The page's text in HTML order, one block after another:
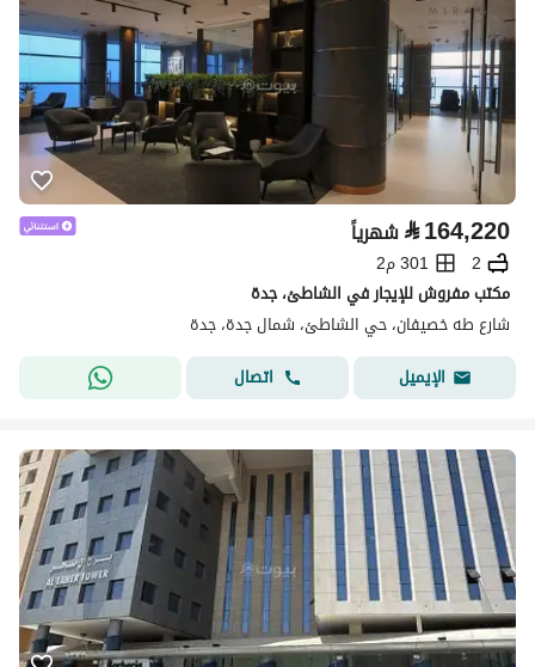
⃁164,220 شهرياً
2
301 م2
مكتب مفروش للإيجار في الشاطئ، جدة
شارع طه خصيفان، حي الشاطئ، شمال جدة، جدة
الإيميل
اتصال